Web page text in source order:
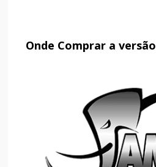
Onde Comprar a versão